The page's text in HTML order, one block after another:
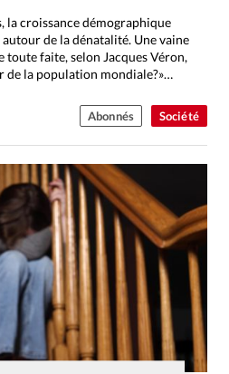
Société
la croissance démographique
de la dénatalité. Une vaine
faite, selon Jacques Véron,
de la population mondiale?»…
Abonnés